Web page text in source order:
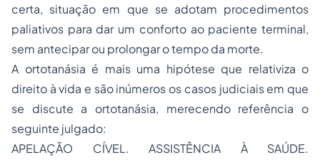
certa, situação em que se adotam procedimentos
paliativos para dar um conforto ao paciente terminal,
sem antecipar ou prolongar o tempo da morte.
A ortotanásia é mais uma hipótese que relativiza o
direito à vida e são inúmeros os casos judiciais em que
se discute a ortotanásia, merecendo referência o
seguinte julgado:
APELAÇÃO CÍVEL. ASSISTÊNCIA À SAÚDE.